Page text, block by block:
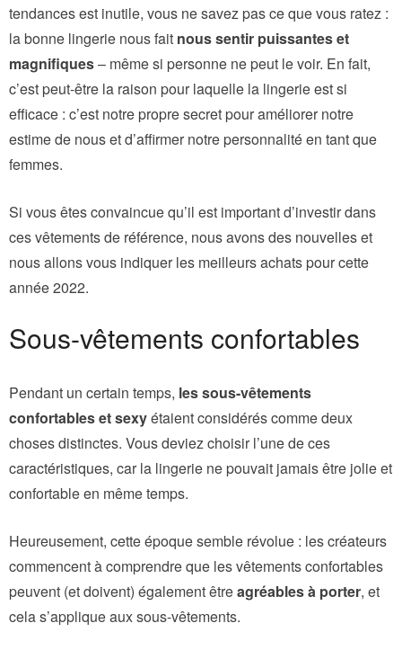
tendances est inutile, vous ne savez pas ce que vous ratez :
la bonne lingerie nous fait nous sentir puissantes et
magnifiques– même si personne ne peut le voir. En fait,
c’est peut-être la raison pour laquelle la lingerie est si
efficace : c’est notre propre secret pour améliorer notre
estime de nous et d’affirmer notre personnalité en tant que
femmes.
Si vous êtes convaincue qu’il est important d’investir dans
ces vêtements de référence, nous avons des nouvelles et
nous allons vous indiquer les meilleurs achats pour cette
année 2022.
Sous-vêtements confortables
Pendant un certain temps, les sous-vêtements
confortables et sexyétaient considérés comme deux
choses distinctes. Vous deviez choisir l’une de ces
caractéristiques, car la lingerie ne pouvait jamais être jolie et
confortable en même temps.
Heureusement, cette époque semble révolue : les créateurs
commencent à comprendre que les vêtements confortables
peuvent (et doivent) également êtreagréables à porter, et
cela s’applique aux sous-vêtements.